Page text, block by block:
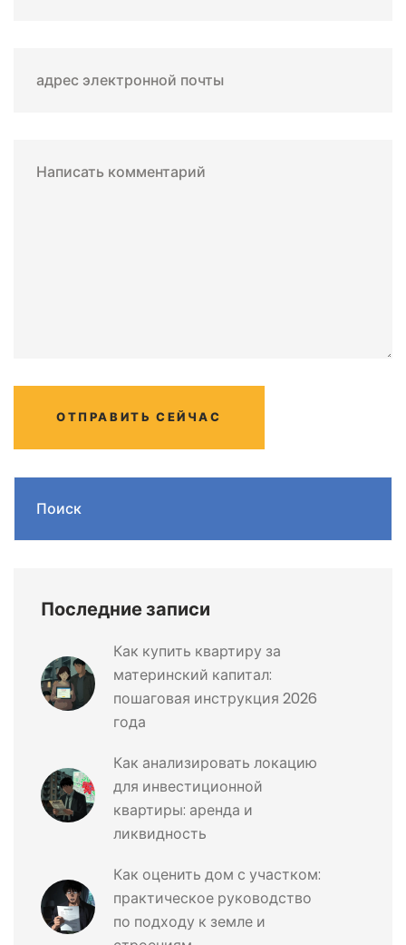
адрес электронной почты
Написать комментарий
ОТПРАВИТЬ СЕЙЧАС
Поиск
Последние записи
Как купить квартиру за
материнский капитал:
пошаговая инструкция 2026
года
Как анализировать локацию
для инвестиционной
квартиры: аренда и
ликвидность
Как оценить дом с участком:
практическое руководство
по подходу к земле и